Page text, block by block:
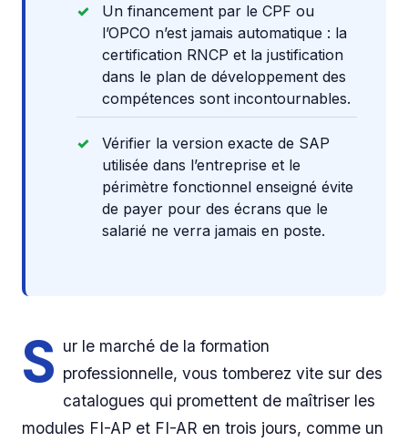
Un financement par le CPF ou
l’OPCO n’est jamais automatique : la
certification RNCP et la justification
dans le plan de développement des
compétences sont incontournables.
Vérifier la version exacte de SAP
utilisée dans l’entreprise et le
périmètre fonctionnel enseigné évite
de payer pour des écrans que le
salarié ne verra jamais en poste.
S ur le marché de la formation
professionnelle, vous tomberez vite sur des
catalogues qui promettent de maîtriser les
modules FI-AP et FI-AR en trois jours, comme un